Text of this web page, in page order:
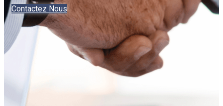
Contactez Nous